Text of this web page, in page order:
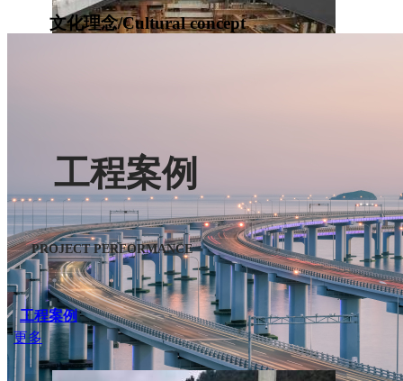
貴州貴陽機場高速鋼箱梁施工
文化理念/Cultural concept
建一項工程，樹一座豐碑；攜手鼎嘉，共創美好新天地
工程案例
PROJECT PERFORMANCE
工程案例
更多